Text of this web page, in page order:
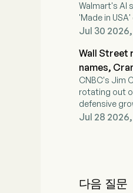
Walmart's AI
'Made in
warn
Jul 30
Wall Street
names,
CNBC's Jim
rotating out
defensive
ServiceNow,
Jul 28
다음 질문